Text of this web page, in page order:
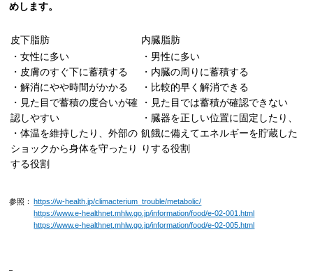
めします。
皮下脂肪
内臓脂肪
・女性に多い
・皮膚のすぐ下に蓄積する
・解消にやや時間がかかる
・見た目で蓄積の度合いが確
認しやすい
・体温を維持したり、外部の
ショックから身体を守ったり
する役割
・男性に多い
・内臓の周りに蓄積する
・比較的早く解消できる
・見た目では蓄積が確認できない
・臓器を正しい位置に固定したり、
飢餓に備えてエネルギーを貯蔵した
りする役割
参照：
https://w-health.jp/climacterium_trouble/metabolic/
https://www.e-healthnet.mhlw.go.jp/information/food/e-02-001.html
https://www.e-healthnet.mhlw.go.jp/information/food/e-02-005.html